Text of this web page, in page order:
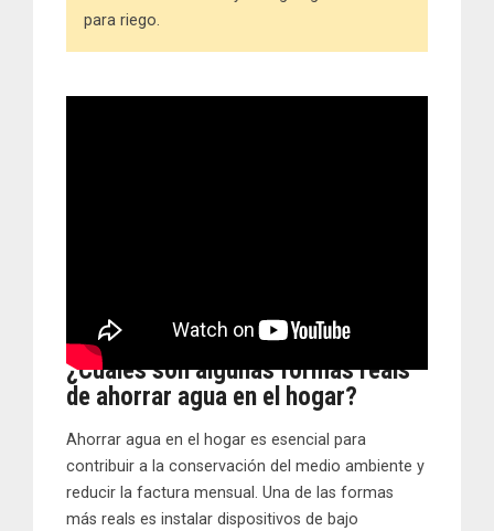
para riego.
¿Cuáles son algunas formas reals
de ahorrar agua en el hogar?
Ahorrar agua en el hogar es esencial para
contribuir a la conservación del medio ambiente y
reducir la factura mensual. Una de las formas
más reals es instalar dispositivos de bajo